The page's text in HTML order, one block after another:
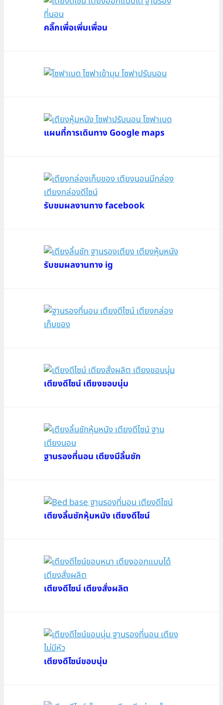
คลิ๊กเพื่อเพิ่มเพื่อน
แผนที่การเดินทาง Google maps
รับชมผลงานทาง facebook
รับชมผลงานทาง ig
เตียงดีไซน์ เตียงขอบนุ่ม
ฐานรองที่นอน เตียงมีลิ้นชัก
เตียงลิ้นชักหุ้มหนัง เตียงดีไซน์
เตียงดีไซน์ เตียงสั่งผลิต
เตียงดีไซน์ขอบนุ่ม